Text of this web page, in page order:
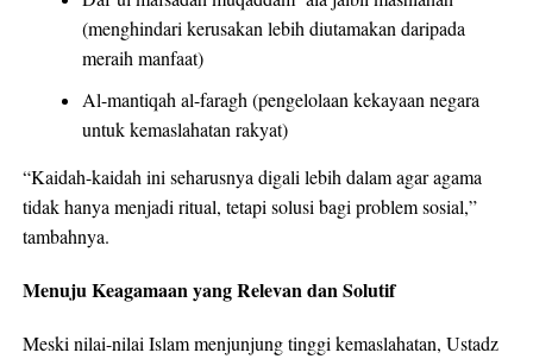
(menghindari kerusakan lebih diutamakan daripada
meraih manfaat)
Al-mantiqah al-faragh (pengelolaan kekayaan negara
untuk kemaslahatan rakyat)
“Kaidah-kaidah ini seharusnya digali lebih dalam agar agama
tidak hanya menjadi ritual, tetapi solusi bagi problem sosial,”
tambahnya.
Menuju Keagamaan yang Relevan dan Solutif
Meski nilai-nilai Islam menjunjung tinggi kemaslahatan, Ustadz